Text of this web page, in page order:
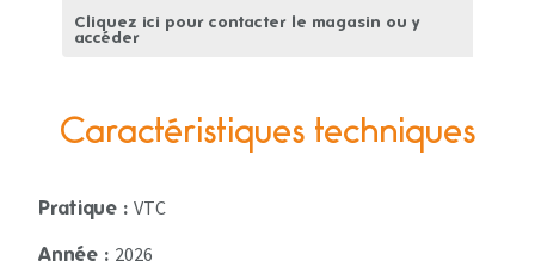
Cliquez ici pour contacter le magasin ou y
accéder
Caractéristiques techniques
Pratique : VTC
Année : 2026